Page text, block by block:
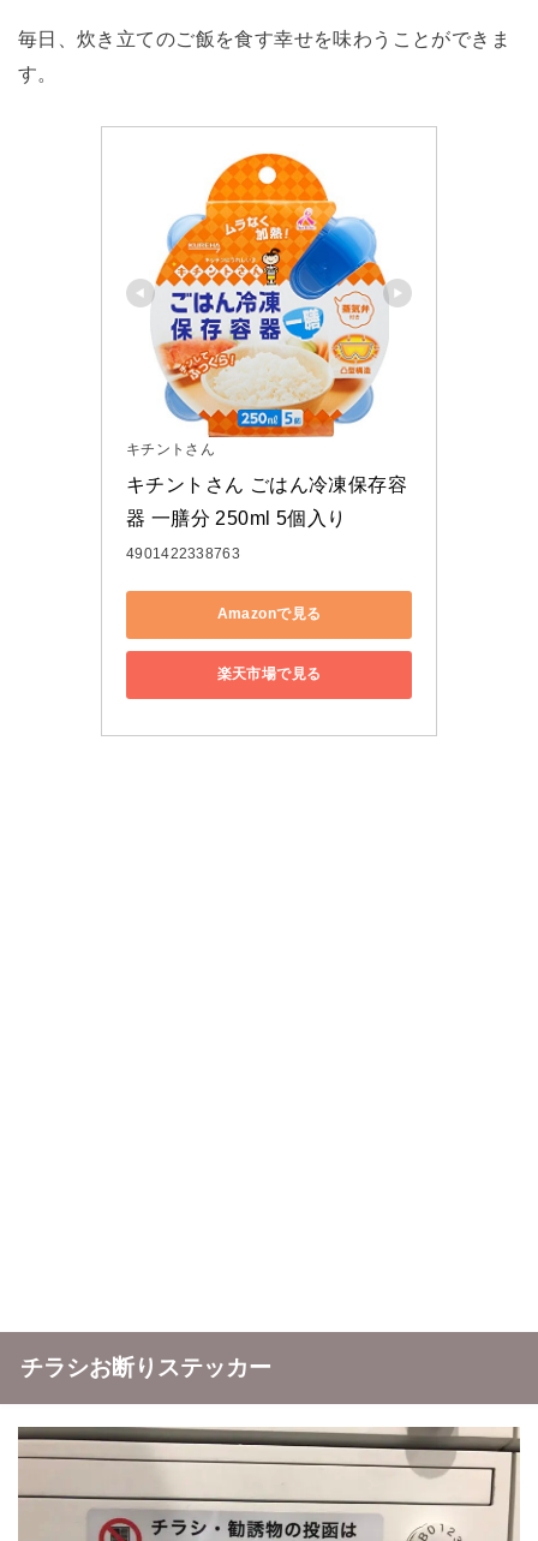
毎日、炊き立てのご飯を食す幸せを味わうことができま
す。
キチントさん
キチントさん ごはん冷凍保存容
器 一膳分 250ml 5個入り
4901422338763
Amazonで見る
楽天市場で見る
チラシお断りステッカー